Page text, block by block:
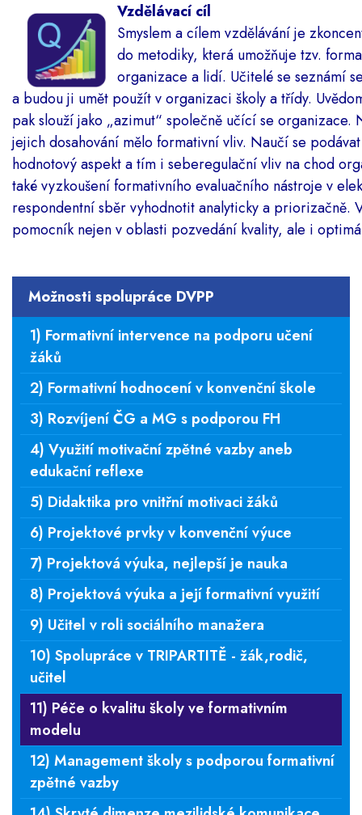
Vzdělávací cíl
Smyslem a cílem vzdělávání je
do metodiky, která umožňuje tzv.
organizace a lidí. Učitelé se seznámí
a budou ji umět použít v organizaci školy a třídy.
pak slouží jako „azimut“ společně učící se organizace.
jejich dosahování mělo formativní vliv. Naučí se
hodnotový aspekt a tím i seberegulační vliv na chod
také vyzkoušení formativního evaluačního nástroje v
respondentní sběr vyhodnotit analyticky a priorizačně.
pomocník nejen v oblasti pozvedání kvality, ale i
Možnosti spolupráce DVPP
1) Formativní intervence na podporu učení
žáků
2) Formativní hodnocení v konvenční škole
3) Rozvíjení ČG a MG s podporou FH
4) Využití motivační zpětné vazby aneb
edukační reflexe
5) Didaktika pro vnitřní motivaci žáků
6) Projektové prvky v konvenční výuce
7) Projektová výuka, nejlepší je nauka
8) Projektová výuka a její formativní využití
9) Učitel v roli sociálního manažera
10) Spolupráce v TRIPARTITĚ - žák,rodič,
učitel
11) Péče o kvalitu školy ve formativním
modelu
12) Management školy s podporou formativní
zpětné vazby